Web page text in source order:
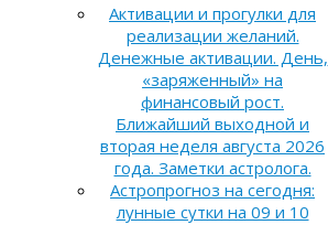
Активации и прогулки для
реализации желаний.
Денежные активации. День,
«заряженный» на
финансовый рост.
Ближайший выходной и
вторая неделя августа 2026
года. Заметки астролога.
Астропрогноз на сегодня:
лунные сутки на 09 и 10